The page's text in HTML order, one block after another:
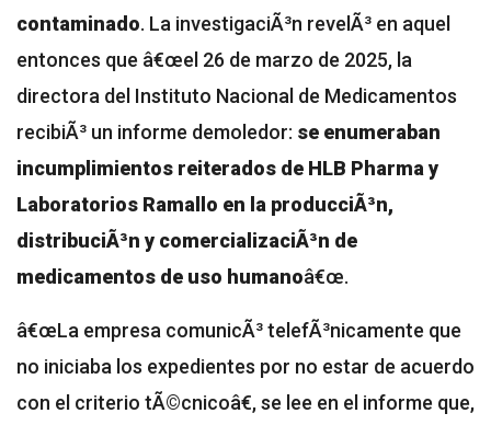
contaminado. La investigaciÃ³n revelÃ³ en aquel
entonces que â€œel 26 de marzo de 2025, la
directora del Instituto Nacional de Medicamentos
recibiÃ³ un informe demoledor: se enumeraban
incumplimientos reiterados de HLB Pharma y
Laboratorios Ramallo en la producciÃ³n,
distribuciÃ³n y comercializaciÃ³n de
medicamentos de uso humanoâ€œ.
â€œLa empresa comunicÃ³ telefÃ³nicamente que
no iniciaba los expedientes por no estar de acuerdo
con el criterio tÃ©cnicoâ€, se lee en el informe que,